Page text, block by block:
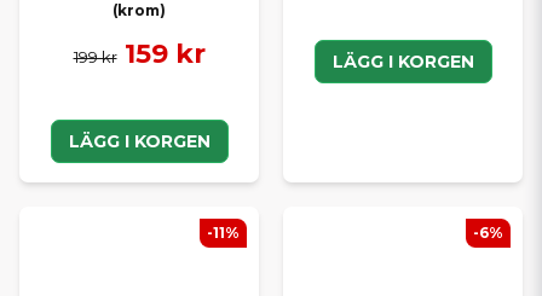
(krom)
199 kr 159 kr
LÄGG I KORGEN
LÄGG I KORGEN
-11% -6%